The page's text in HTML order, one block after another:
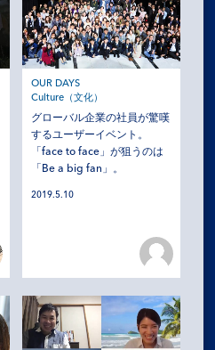
OUR DAYS
Culture（文化）
グローバル企業の社員が驚嘆
するユーザーイベント。
「face to face」が狙うのは
「Be a big fan」。
2019.5.10